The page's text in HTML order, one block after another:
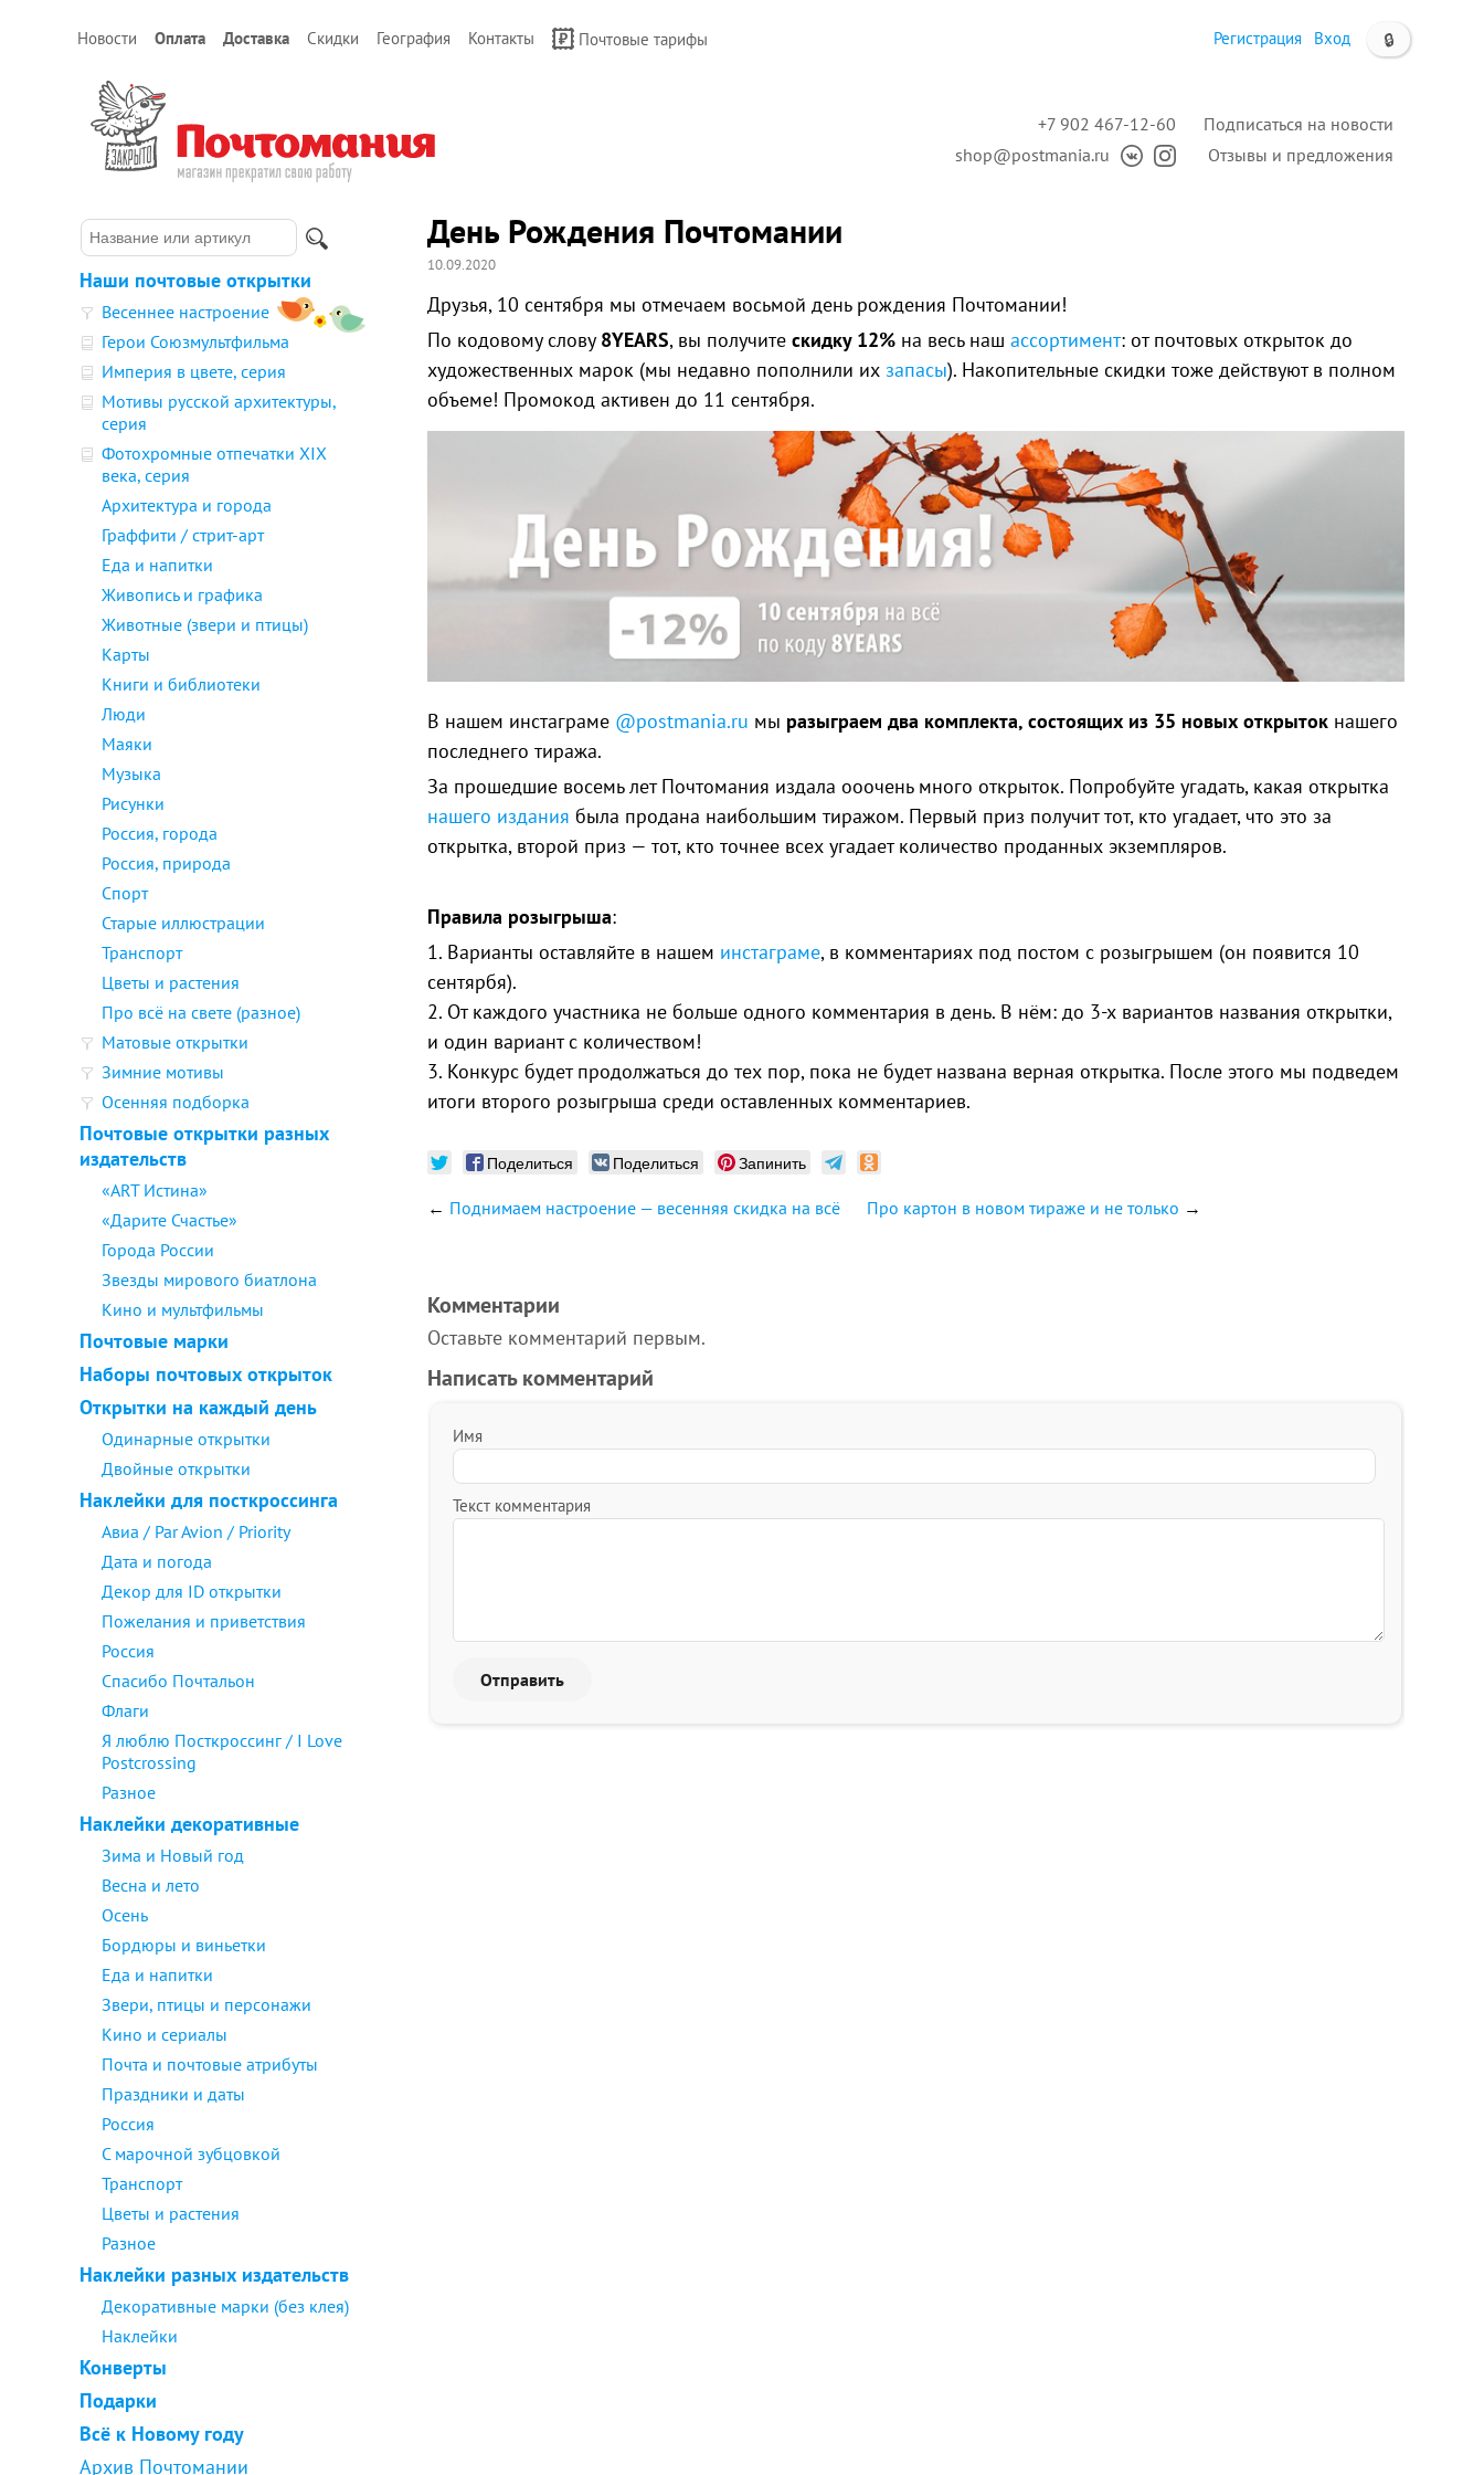
Новости Оплата Доставка Скидки География Контакты Почтовые тарифы 🔒
Регистрация Вход
Подписаться на новости
Отзывы и предложения
+7 902 467-12-60
shop@postmania.ru
Наши почтовые открытки
Весеннее настроение
Герои Союзмультфильма
Империя в цвете, серия
Мотивы русской архитектуры,
серия
Фотохромные отпечатки XIX
века, серия
Архитектура и города
Граффити / стрит-арт
Еда и напитки
Живопись и графика
Животные (звери и птицы)
Карты
Книги и библиотеки
Люди
Маяки
Музыка
Рисунки
Россия, города
Россия, природа
Спорт
Старые иллюстрации
Транспорт
Цветы и растения
Про всё на свете (разное)
Матовые открытки
Зимние мотивы
Осенняя подборка
Почтовые открытки разных
издательств
«ART Истина»
«Дарите Счастье»
Города России
Звезды мирового биатлона
Кино и мультфильмы
Почтовые марки
Наборы почтовых открыток
Открытки на каждый день
Одинарные открытки
Двойные открытки
Наклейки для посткроссинга
Авиа / Par Avion / Priority
Дата и погода
Декор для ID открытки
Пожелания и приветствия
Россия
Спасибо Почтальон
Флаги
Я люблю Посткроссинг / I Love
Postcrossing
Разное
Наклейки декоративные
Зима и Новый год
Весна и лето
Осень
Бордюры и виньетки
Еда и напитки
Звери, птицы и персонажи
Кино и сериалы
Почта и почтовые атрибуты
Праздники и даты
Россия
С марочной зубцовкой
Транспорт
Цветы и растения
Разное
Наклейки разных издательств
Декоративные марки (без клея)
Наклейки
Конверты
Подарки
Всё к Новому году
Архив Почтомании
День Рождения Почтомании
10.09.2020
Друзья, 10 сентября мы отмечаем восьмой день рождения Почтомании!
По кодовому слову 8YEARS, вы получите скидку 12% на весь наш ассортимент: от почтовых открыток до
художественных марок (мы недавно пополнили их запасы). Накопительные скидки тоже действуют в полном
объеме! Промокод активен до 11 сентября.
В нашем инстаграме @postmania.ru мы разыграем два комплекта, состоящих из 35 новых открыток нашего
последнего тиража.
За прошедшие восемь лет Почтомания издала ооочень много открыток. Попробуйте угадать, какая открытка
нашего издания была продана наибольшим тиражом. Первый приз получит тот, кто угадает, что это за
открытка, второй приз — тот, кто точнее всех угадает количество проданных экземпляров.
Правила розыгрыша:
1. Варианты оставляйте в нашем инстаграме, в комментариях под постом с розыгрышем (он появится 10
сентярбя).
2. От каждого участника не больше одного комментария в день. В нём: до 3-х вариантов названия открытки,
и один вариант с количеством!
3. Конкурс будет продолжаться до тех пор, пока не будет названа верная открытка. После этого мы подведем
итоги второго розыгрыша среди оставленных комментариев.
Поделиться Поделиться Запинить
← Поднимаем настроение — весенняя скидка на всё Про картон в новом тираже и не только →
Комментарии
Оставьте комментарий первым.
Написать комментарий
Имя
Текст комментария